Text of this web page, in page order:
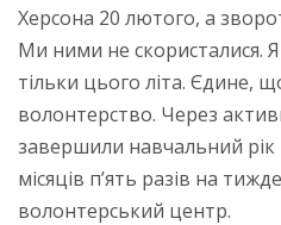
Херсона 20 лютого, а
Ми ними не скористалися.
тільки цього літа. Єдине,
волонтерство. Через
завершили навчальний
місяців п’ять разів на
волонтерський центр.